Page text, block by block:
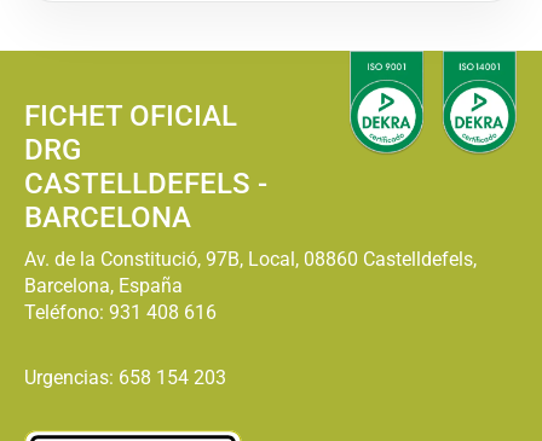
FICHET OFICIAL
DRG
CASTELLDEFELS -
BARCELONA
Av. de la Constitució, 97B, Local, 08860 Castelldefels,
Barcelona, España
Teléfono: 931 408 616
Urgencias: 658 154 203